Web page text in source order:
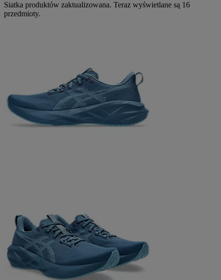
Siatka produktów zaktualizowana. Teraz wyświetlane są 16
przedmioty.